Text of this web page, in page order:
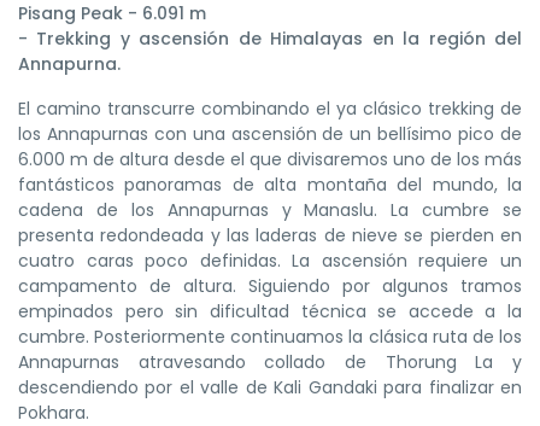
Pisang Peak - 6.091 m
- Trekking y ascensión de Himalayas en la región del
Annapurna.
El camino transcurre combinando el ya clásico trekking de
los Annapurnas con una ascensión de un bellísimo pico de
6.000 m de altura desde el que divisaremos uno de los más
fantásticos panoramas de alta montaña del mundo, la
cadena de los Annapurnas y Manaslu. La cumbre se
presenta redondeada y las laderas de nieve se pierden en
cuatro caras poco definidas. La ascensión requiere un
campamento de altura. Siguiendo por algunos tramos
empinados pero sin dificultad técnica se accede a la
cumbre. Posteriormente continuamos la clásica ruta de los
Annapurnas atravesando collado de Thorung La y
descendiendo por el valle de Kali Gandaki para finalizar en
Pokhara.